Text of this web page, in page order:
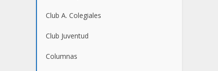
Club A. Colegiales
Club Juventud
Columnas